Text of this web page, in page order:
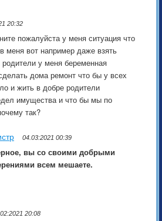
20:32
пожалуйста у меня ситуация что
меня вот например даже взять
у меня беременная
дома ремонт что бы у всех
и жить в добре родители
имущества и что бы мы по
так?
04.03:2021 00:39
вы со своими добрыми
всем мешаете.
20:08